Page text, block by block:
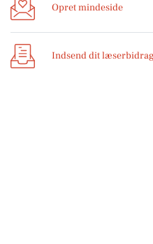
Opret mindeside
Indsend dit